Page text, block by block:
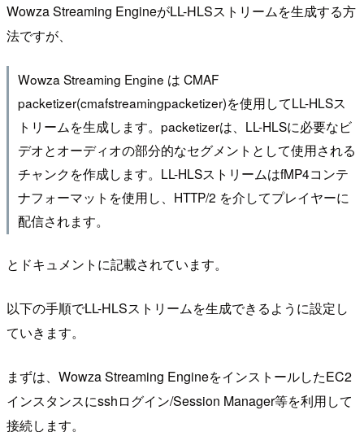
Wowza Streaming EngineがLL-HLSストリームを生成する方
法ですが、
Wowza Streaming Engine は CMAF
packetizer(cmafstreamingpacketizer)を使用してLL-HLSス
トリームを生成します。packetizerは、LL-HLSに必要なビ
デオとオーディオの部分的なセグメントとして使用される
チャンクを作成します。LL-HLSストリームはfMP4コンテ
ナフォーマットを使用し、HTTP/2 を介してプレイヤーに
配信されます。
とドキュメントに記載されています。
以下の手順でLL-HLSストリームを生成できるように設定し
ていきます。
まずは、Wowza Streaming EngineをインストールしたEC2
インスタンスにsshログイン/Session Manager等を利用して
接続します。